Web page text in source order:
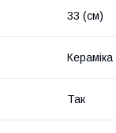
33 (см)
Кераміка
Так